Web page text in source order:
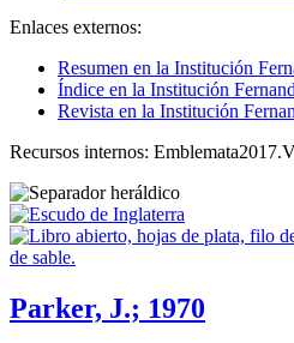
Enlaces externos:
Resumen en la Institución
Índice en la Institución
Revista en la Institución
Recursos internos:
Parker, J.; 1970